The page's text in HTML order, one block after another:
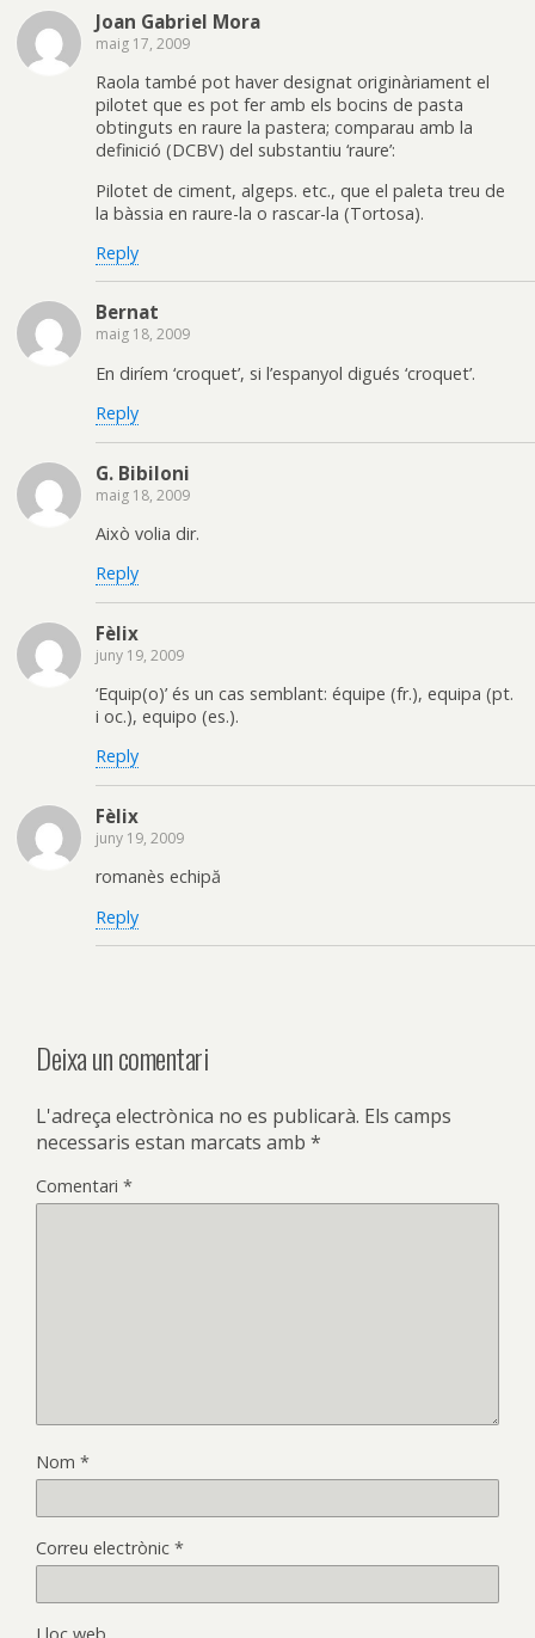
Joan Gabriel Mora
maig 17, 2009
Raola també pot haver designat originàriament el
pilotet que es pot fer amb els bocins de pasta
obtinguts en raure la pastera; comparau amb la
definició (DCBV) del substantiu ‘raure’:
Pilotet de ciment, algeps. etc., que el paleta treu de
la bàssia en raure-la o rascar-la (Tortosa).
Reply
Bernat
maig 18, 2009
En diríem ‘croquet’, si l’espanyol digués ‘croquet’.
Reply
G. Bibiloni
maig 18, 2009
Això volia dir.
Reply
Fèlix
juny 19, 2009
‘Equip(o)’ és un cas semblant: équipe (fr.), equipa (pt.
i oc.), equipo (es.).
Reply
Fèlix
juny 19, 2009
romanès echipă
Reply
Deixa un comentari
L'adreça electrònica no es publicarà. Els camps
necessaris estan marcats amb *
Comentari *
Nom *
Correu electrònic *